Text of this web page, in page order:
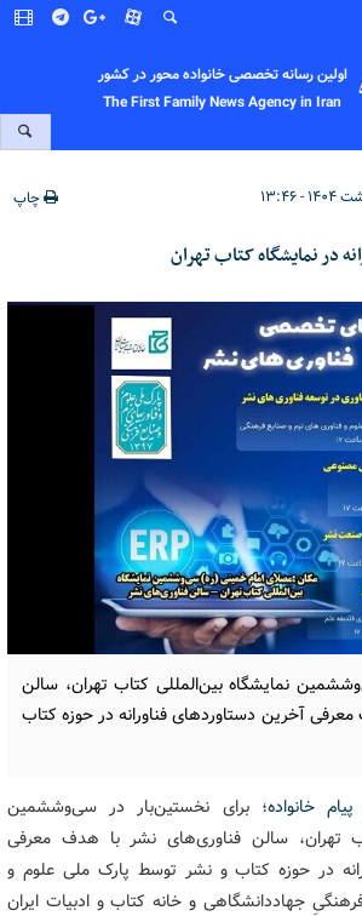
اولین رسانه تخصصی خانواده محور در کشور
The First Family News Agency in Iran
چاپ
در نمایشگاه کتاب تهران
نمایشگاه بین‌المللی کتاب تهران، سالن
آخرین دستاوردهای فناورانه در حوزه کتاب
خانواده؛ برای نخستین‌بار در سی‌وششمین
تهران، سالن فناوری‌های نشر با هدف معرفی
در حوزه کتاب و نشر توسط پارک ملی علوم و
جهاددانشگاهی و خانه کتاب و ادبیات ایران